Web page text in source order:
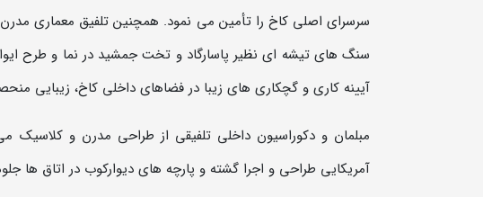
سرسرای اصلی کاخ را تأمین می نمود. همچنین تلفیق معماری
سنگ های تیشه ای نظیر پاسارگاد و تخت جمشید در نما و طرح
آیینه کاری و گچکاری های زیبا در فضاهای داخلی کاخ، زیبایی
مبلمان و دکوراسيون داخلی تلفیقی از طراحی مدرن و
آمریکایی طراحي و اجرا گشته و پارچه های دیوارکوب در اتاق ها